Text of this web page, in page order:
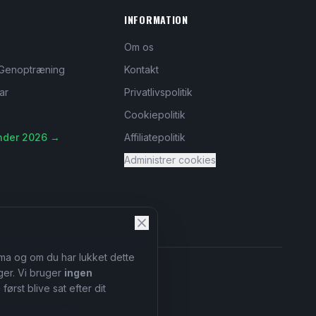
2026 →
INFORMATION
Om os
Kontakt
Privatlivspolitik
Cookiepolitik
Affiliatepolitik
Administrer cookies
og om du har lukket dette
Vi bruger ingen
blive sat efter dit